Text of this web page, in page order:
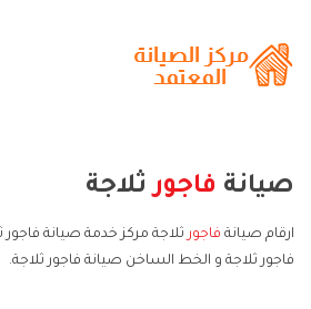
صيانة فاجورثلاجة
ارقام صيانة فاجور ثلاجة مركز خدمة صيانة
فاجور ثلاجة و الخط الساخن صيانة فاجور ثلاجة.